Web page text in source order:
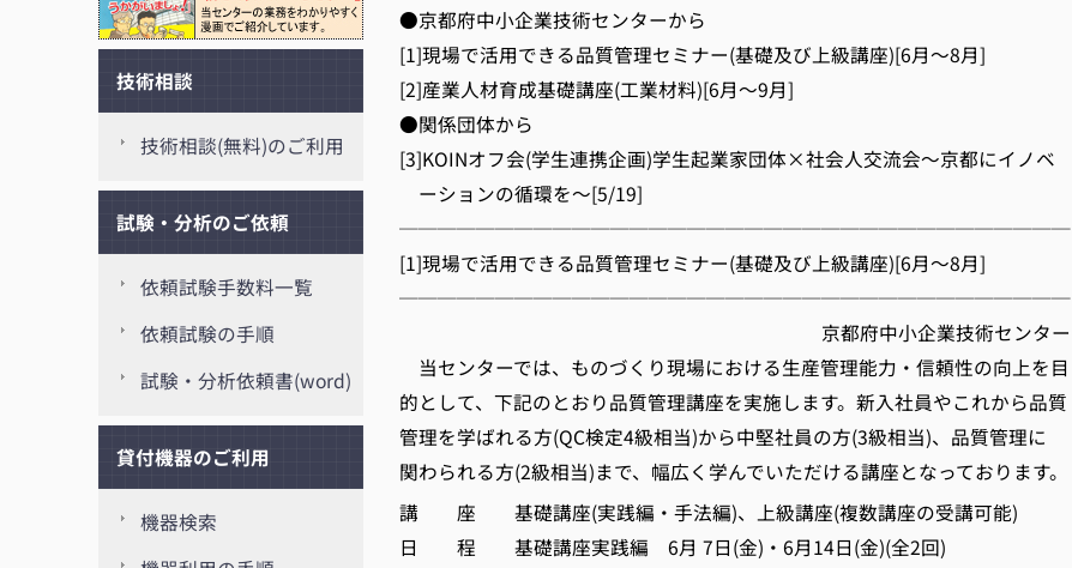
●京都府中小企業技術センターから
[1]現場で活用できる品質管理セミナー(基礎及び上級講座)[6月～8月]
[2]産業人材育成基礎講座(工業材料)[6月～9月]
●関係団体から
[3]KOINオフ会(学生連携企画)学生起業家団体×社会人交流会～京都にイノベ
ーションの循環を～[5/19]
───────────────────────────────────
[1]現場で活用できる品質管理セミナー(基礎及び上級講座)[6月～8月]
───────────────────────────────────
京都府中小企業技術センター
当センターでは、ものづくり現場における生産管理能力・信頼性の向上を目
的として、下記のとおり品質管理講座を実施します。新入社員やこれから品質
管理を学ばれる方(QC検定4級相当)から中堅社員の方(3級相当)、品質管理に
関わられる方(2級相当)まで、幅広く学んでいただける講座となっております。
講 座 基礎講座(実践編・手法編)、上級講座(複数講座の受講可能)
日 程 基礎講座実践編 6月 7日(金)・6月14日(金)(全2回)
技術相談
技術相談(無料)のご利用
試験・分析のご依頼
依頼試験手数料一覧
依頼試験の手順
試験・分析依頼書(word)
貸付機器のご利用
機器検索